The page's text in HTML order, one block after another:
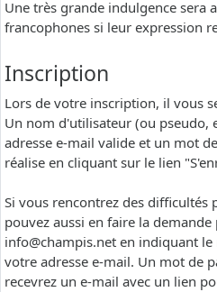
Une très grande indulgence sera
francophones si leur expression
Inscription
Lors de votre inscription, il vous
Un nom d'utilisateur (ou pseudo,
adresse e-mail valide et un mot
réalise en cliquant sur le lien
Si vous rencontrez des
pouvez aussi en faire la demande
info@champis.net en indiquant
votre adresse e-mail. Un mot de
recevrez un e-mail avec un lien